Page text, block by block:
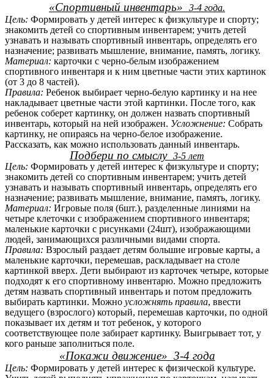
«Спортивный инвентарь»
3-4 года.
Цель: Формировать у детей интерес к физкультуре и спорту;
знакомить детей со спортивным инвентарем; учить детей
узнавать и называть спортивный инвентарь, определять его
назначение; развивать мышление, внимание, память, логику.
Материал: карточки с черно-белым изображением
спортивного инвентаря и к ним цветные части этих картинок
(от 3 до 8 частей).
Правила: Ребенок выбирает черно-белую картинку и на нее
накладывает цветные части этой картинки. После того, как
ребенок соберет картинку, он должен назвать спортивный
инвентарь, который на ней изображен. Усложнение: Собрать
картинку, не опираясь на черно-белое изображение.
Рассказать, как можно использовать данный инвентарь.
Подбери по смыслу 3-5 лет
Цель: Формировать у детей интерес к физкультуре и спорту;
знакомить детей со спортивным инвентарем; учить детей
узнавать и называть спортивный инвентарь, определять его
назначение; развивать мышление, внимание, память, логику.
Материал: Игровые поля (6шт.), разделенные линиями на
четыре клеточки с изображением спортивного инвентаря;
маленькие карточки с рисунками (24шт), изображающими
людей, занимающихся различными видами спорта.
Правила: Взрослый раздает детям большие игровые карты, а
маленькие карточки, перемешав, раскладывает на столе
картинкой вверх. Дети выбирают из карточек четыре, которые
подходят к его спортивному инвентарю. Можно предложить
детям назвать спортивный инвентарь и потом предложить
выбирать картинки. Можно усложнять правила, ввести
ведущего (взрослого) который, перемешав карточки, по одной
показывает их детям и тот ребенок, у которого
соответствующее поле забирает картинку. Выигрывает тот, у
кого раньше заполниться поле.
«Покажи движение» 3-4 года
Цель: Формировать у детей интерес к физической культуре.